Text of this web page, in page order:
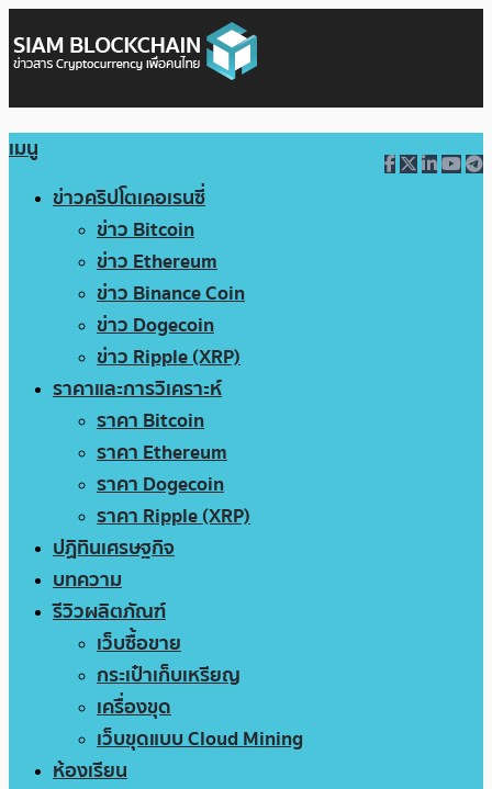
เมนู
ข่าวคริปโตเคอเรนซี่
ข่าว Bitcoin
ข่าว Ethereum
ข่าว Binance Coin
ข่าว Dogecoin
ข่าว Ripple (XRP)
ราคาและการวิเคราะห์
ราคา Bitcoin
ราคา Ethereum
ราคา Dogecoin
ราคา Ripple (XRP)
ปฏิทินเศรษฐกิจ
บทความ
รีวิวผลิตภัณฑ์
เว็บซื้อขาย
กระเป๋าเก็บเหรียญ
เครื่องขุด
เว็บขุดแบบ Cloud Mining
ห้องเรียน